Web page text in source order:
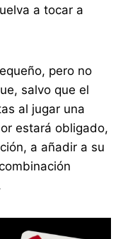
a tocar a
pero no
salvo que el
al jugar una
estará obligado,
a añadir a su